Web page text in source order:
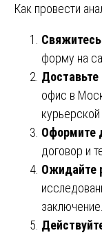
Как провести
форму на
Доставьте
офис в
Оформите
договор и
Ожидайте
заключение.